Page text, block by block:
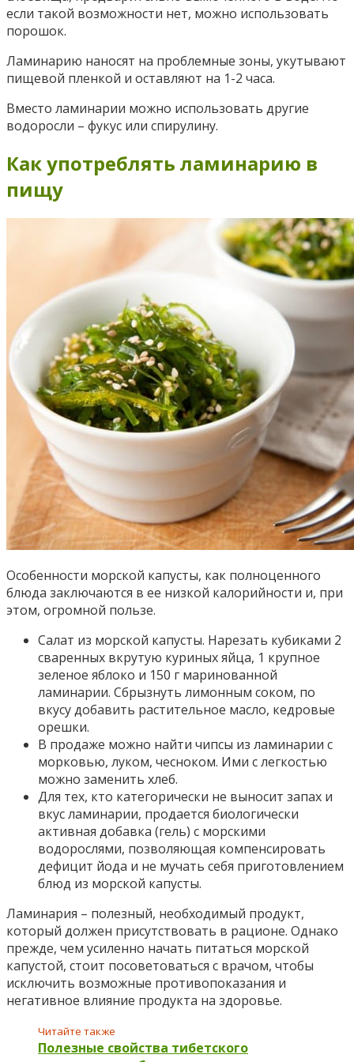
если такой возможности нет, можно использовать
порошок.
Ламинарию наносят на проблемные зоны, укутывают
пищевой пленкой и оставляют на 1-2 часа.
Вместо ламинарии можно использовать другие
водоросли – фукус или спирулину.
Как употреблять ламинарию в
пищу
Особенности морской капусты, как полноценного
блюда заключаются в ее низкой калорийности и, при
этом, огромной пользе.
Салат из морской капусты. Нарезать кубиками 2
сваренных вкрутую куриных яйца, 1 крупное
зеленое яблоко и 150 г маринованной
ламинарии. Сбрызнуть лимонным соком, по
вкусу добавить растительное масло, кедровые
орешки.
В продаже можно найти чипсы из ламинарии с
морковью, луком, чесноком. Ими с легкостью
можно заменить хлеб.
Для тех, кто категорически не выносит запах и
вкус ламинарии, продается биологически
активная добавка (гель) с морскими
водорослями, позволяющая компенсировать
дефицит йода и не мучать себя приготовлением
блюд из морской капусты.
Ламинария – полезный, необходимый продукт,
который должен присутствовать в рационе. Однако
прежде, чем усиленно начать питаться морской
капустой, стоит посоветоваться с врачом, чтобы
исключить возможные противопоказания и
негативное влияние продукта на здоровье.
Читайте также
Полезные свойства тибетского